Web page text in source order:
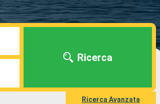
Ricerca
Ricerca Avanzata